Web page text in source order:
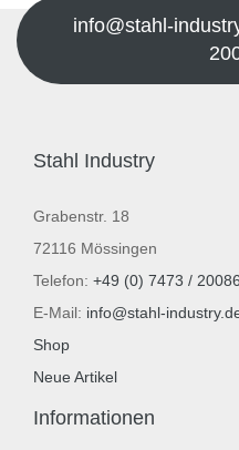
info@stahl-
Stahl Industry
Grabenstr. 18
72116 Mössingen
Telefon: +49 (0) 7473 /
E-Mail: info@stahl-
Shop
Neue Artikel
Informationen